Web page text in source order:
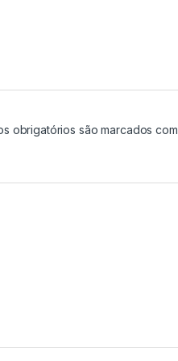
obrigatórios são marcados com